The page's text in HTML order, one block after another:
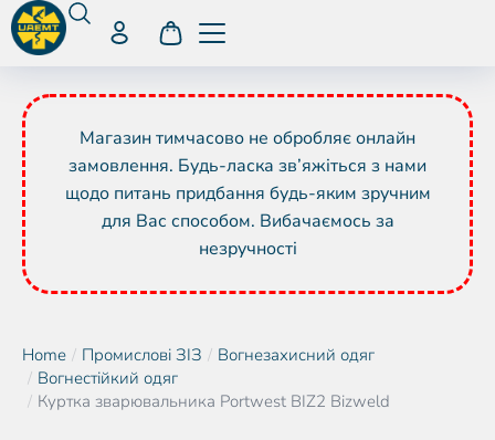
Магазин тимчасово не обробляє онлайн
замовлення. Будь-ласка зв’яжіться з нами
щодо питань придбання будь-яким зручним
для Вас способом. Вибачаємось за
незручності
You are here:
Home Промислові ЗІЗ
Вогнезахисний одяг
Вогнестійкий одяг
Куртка зварювальника Portwest BIZ2 Bizweld